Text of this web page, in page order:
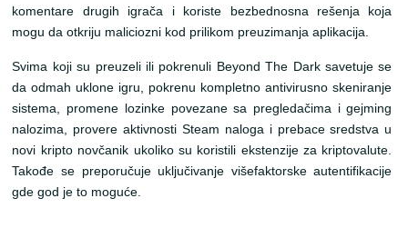
komentare drugih igrača i koriste bezbednosna rešenja koja
mogu da otkriju maliciozni kod prilikom preuzimanja aplikacija.
Svima koji su preuzeli ili pokrenuli Beyond The Dark savetuje se
da odmah uklone igru, pokrenu kompletno antivirusno skeniranje
sistema, promene lozinke povezane sa pregledačima i gejming
nalozima, provere aktivnosti Steam naloga i prebace sredstva u
novi kripto novčanik ukoliko su koristili ekstenzije za kriptovalute.
Takođe se preporučuje uključivanje višefaktorske autentifikacije
gde god je to moguće.